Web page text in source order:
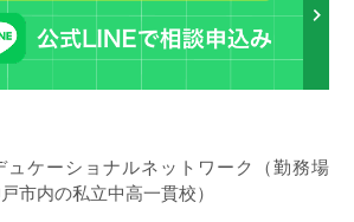
ュケーショナルネットワーク（勤務場
市内の私立中高一貫校）